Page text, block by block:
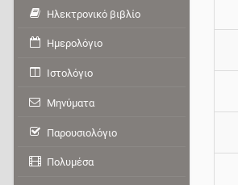
Ηλεκτρονικό βιβλίο
Ημερολόγιο
Ιστολόγιο
Μηνύματα
Παρουσιολόγιο
Πολυμέσα